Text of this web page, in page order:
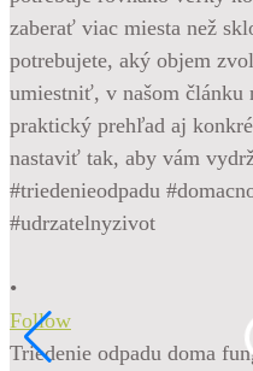
•
Follow
Triedenie odpadu doma